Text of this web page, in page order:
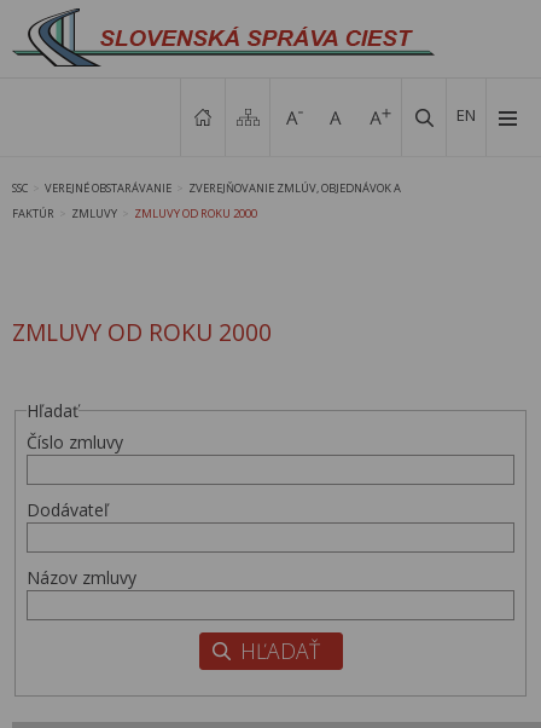
EN
SSC VEREJNÉ OBSTARÁVANIE
ZVEREJŇOVANIE ZMLÚV, OBJEDNÁVOK A
FAKTÚR
ZMLUVY ZMLUVY OD ROKU 2000
ZMLUVY OD ROKU 2000
Hľadať
Číslo zmluvy
Dodávateľ
Názov zmluvy